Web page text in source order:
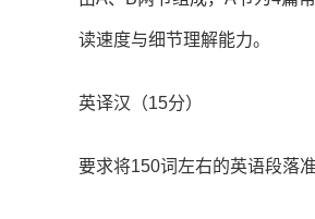
读速度与细节理解能力。
英译汉（15分）
要求将150词左右的英语段落